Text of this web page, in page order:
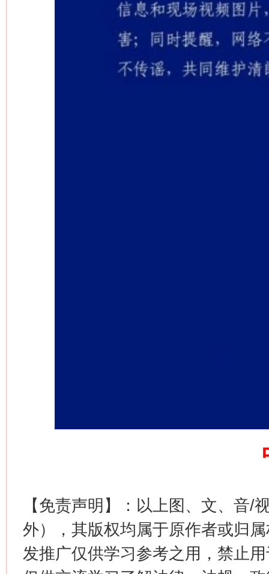
【免责声明】：以上图、文、音/
外），其版权均属于原作者或归
发推广仅供学习参考之用，禁止
在谋一域中谋全局
今